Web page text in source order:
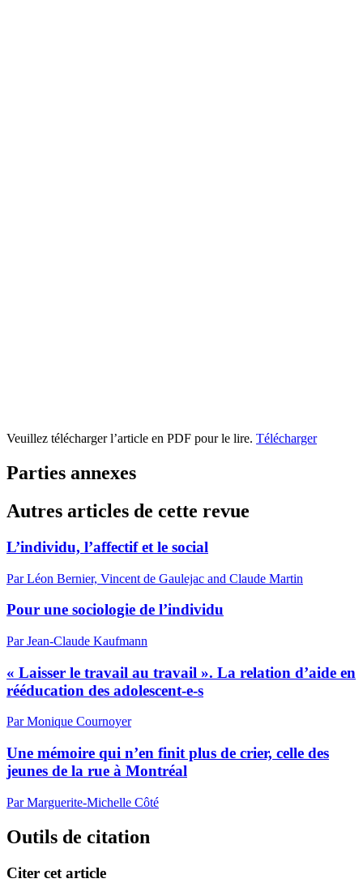
Veuillez télécharger l’article en PDF pour le lire. Télécharger
Parties annexes
Autres articles de cette revue
L’individu, l’affectif et le social
Par Léon Bernier, Vincent de Gaulejac and Claude Martin
Pour une sociologie de l’individu
Par Jean-Claude Kaufmann
« Laisser le travail au travail ». La relation d’aide en
rééducation des adolescent-e-s
Par Monique Cournoyer
Une mémoire qui n’en finit plus de crier, celle des
jeunes de la rue à Montréal
Par Marguerite-Michelle Côté
Outils de citation
Citer cet article